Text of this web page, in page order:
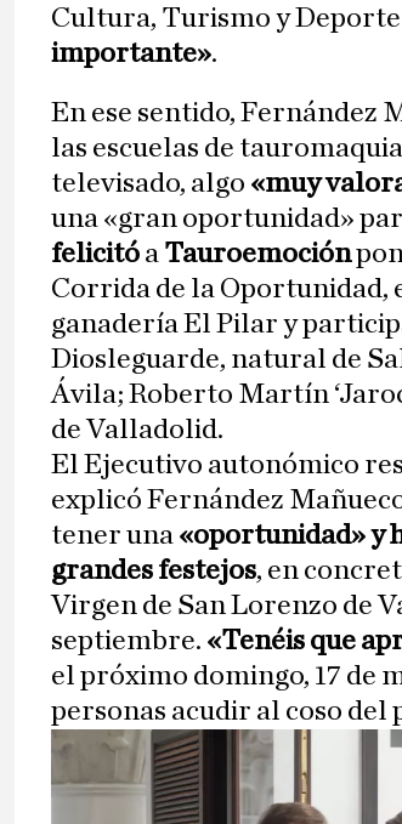
Cultura, Turismo y
importante».
En ese sentido, Fernández
las escuelas de
televisado, algo «muy
una «gran oportunidad»
felicitó a Tauroemoción
Corrida de la Oportunidad,
ganadería El Pilar y
Diosleguarde, natural de
Ávila; Roberto Martín
de Valladolid.
El Ejecutivo autonómico
explicó Fernández
tener una «oportunidad» y
grandes festejos, en
Virgen de San Lorenzo de
septiembre. «Tenéis que
el próximo domingo, 17 de
personas acudir al coso del